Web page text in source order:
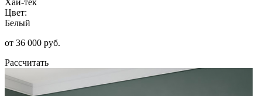
Цвет:
Белый
от 36 000 руб.
Рассчитать